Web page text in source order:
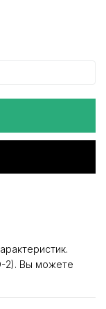
2). Вы можете